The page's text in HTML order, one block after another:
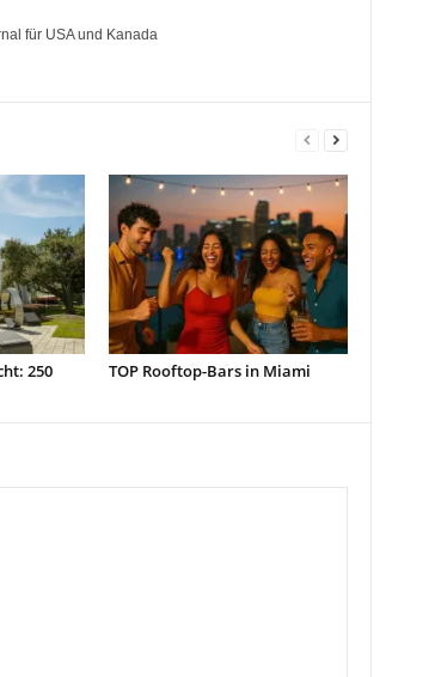
für USA und Kanada
250
TOP Rooftop-Bars in Miami